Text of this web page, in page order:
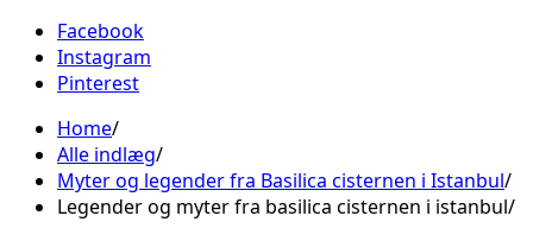
Facebook
Instagram
Pinterest
Home
Alle indlæg
Myter og legender fra Basilica cisternen i Istanbul
Legender og myter fra basilica cisternen i istanbul